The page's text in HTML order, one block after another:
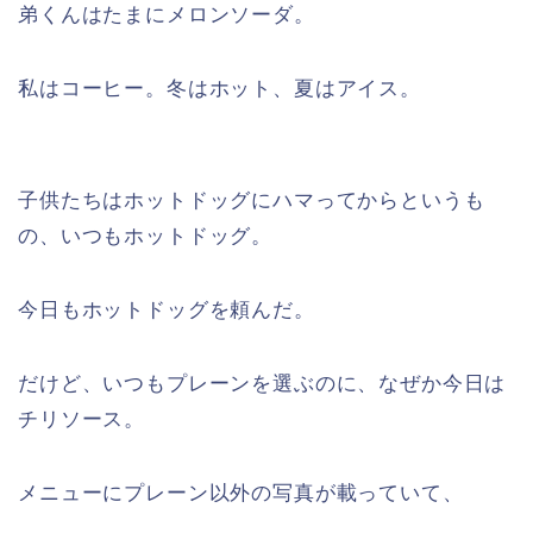
弟くんはたまにメロンソーダ。
私はコーヒー。冬はホット、夏はアイス。
子供たちはホットドッグにハマってからというも
の、いつもホットドッグ。
今日もホットドッグを頼んだ。
だけど、いつもプレーンを選ぶのに、なぜか今日は
チリソース。
メニューにプレーン以外の写真が載っていて、